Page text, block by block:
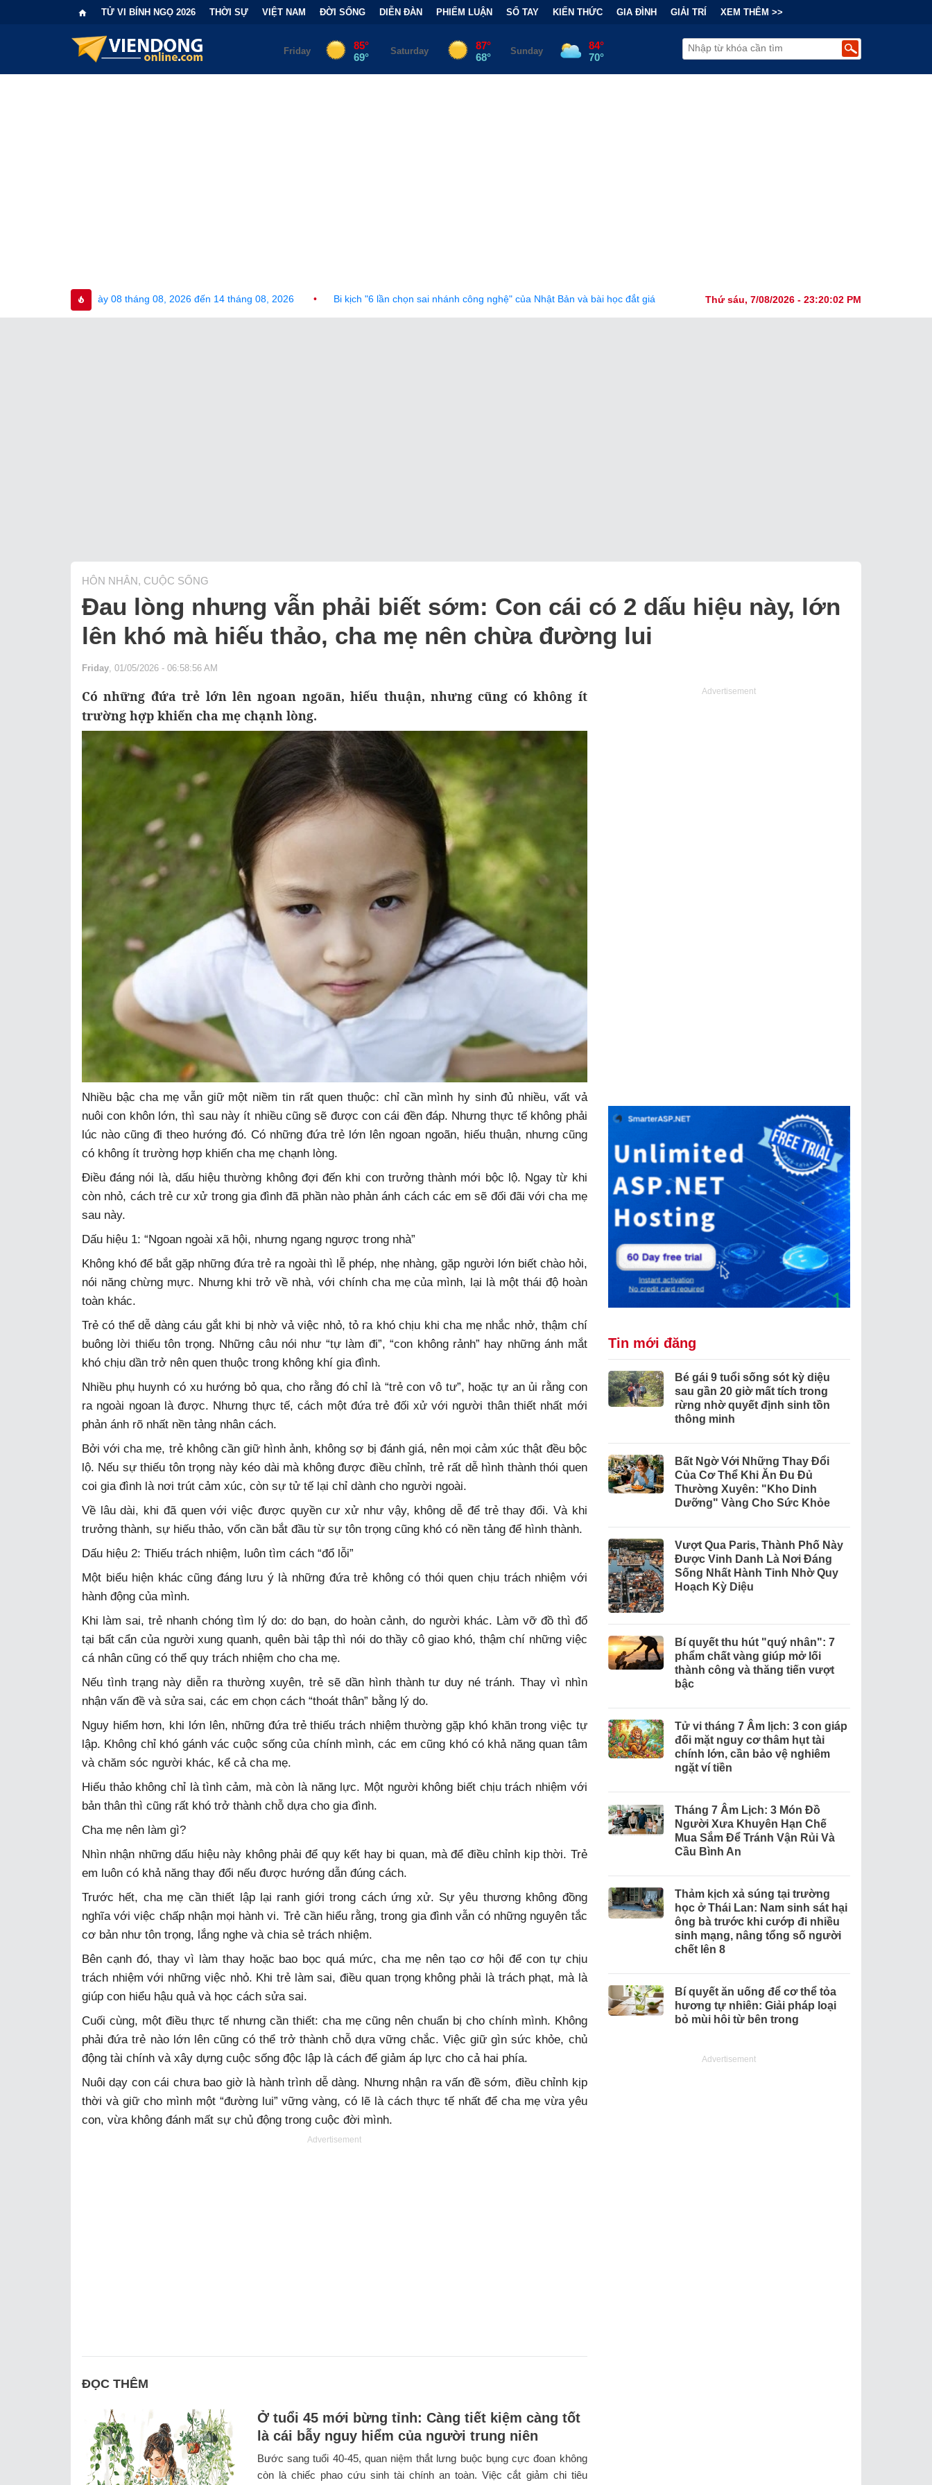
TỬ VI BÍNH NGỌ 2026 THỜI SỰ VIỆT NAM ĐỜI SỐNG DIỄN ĐÀN PHIẾM LUẬN SỔ TAY KIẾN THỨC GIA ĐÌNH GIẢI TRÍ XEM THÊM >>
Thứ sáu, 7/08/2026 - 23:20:03 PM
08 tháng 08, 2026 đến 14 tháng 08, 2026 • Bi kịch "6 lần chọn sai nhánh công nghệ" của Nhật Bản và bài học đắt giá • Bẫy Tài Chính Đằng Sau "Cơn Sốt" Trà Sữa Nhượng Quyền: Lợi Nhuận
HÔN NHÂN, CUỘC SỐNG
Đau lòng nhưng vẫn phải biết sớm: Con cái có 2 dấu hiệu này, lớn
lên khó mà hiếu thảo, cha mẹ nên chừa đường lui
Friday , 01/05/2026 - 06:58:56 AM
Có những đứa trẻ lớn lên ngoan ngoãn, hiếu thuận, nhưng cũng có không ít
trường hợp khiến cha mẹ chạnh lòng.
Nhiều bậc cha mẹ vẫn giữ một niềm tin rất quen thuộc: chỉ cần mình hy sinh đủ nhiều, vất vả
nuôi con khôn lớn, thì sau này ít nhiều cũng sẽ được con cái đền đáp. Nhưng thực tế không phải
lúc nào cũng đi theo hướng đó. Có những đứa trẻ lớn lên ngoan ngoãn, hiếu thuận, nhưng cũng
có không ít trường hợp khiến cha mẹ chạnh lòng.
Điều đáng nói là, dấu hiệu thường không đợi đến khi con trưởng thành mới bộc lộ. Ngay từ khi
còn nhỏ, cách trẻ cư xử trong gia đình đã phần nào phản ánh cách các em sẽ đối đãi với cha mẹ
sau này.
Dấu hiệu 1: “Ngoan ngoài xã hội, nhưng ngang ngược trong nhà”
Không khó để bắt gặp những đứa trẻ ra ngoài thì lễ phép, nhẹ nhàng, gặp người lớn biết chào hỏi,
nói năng chừng mực. Nhưng khi trở về nhà, với chính cha mẹ của mình, lại là một thái độ hoàn
toàn khác.
Trẻ có thể dễ dàng cáu gắt khi bị nhờ vả việc nhỏ, tỏ ra khó chịu khi cha mẹ nhắc nhở, thậm chí
buông lời thiếu tôn trọng. Những câu nói như “tự làm đi”, “con không rảnh” hay những ánh mắt
khó chịu dần trở nên quen thuộc trong không khí gia đình.
Nhiều phụ huynh có xu hướng bỏ qua, cho rằng đó chỉ là “trẻ con vô tư”, hoặc tự an ủi rằng con
ra ngoài ngoan là được. Nhưng thực tế, cách một đứa trẻ đối xử với người thân thiết nhất mới
phản ánh rõ nhất nền tảng nhân cách.
Bởi với cha mẹ, trẻ không cần giữ hình ảnh, không sợ bị đánh giá, nên mọi cảm xúc thật đều bộc
lộ. Nếu sự thiếu tôn trọng này kéo dài mà không được điều chỉnh, trẻ rất dễ hình thành thói quen
coi gia đình là nơi trút cảm xúc, còn sự tử tế lại chỉ dành cho người ngoài.
Về lâu dài, khi đã quen với việc được quyền cư xử như vậy, không dễ để trẻ thay đổi. Và khi
trưởng thành, sự hiếu thảo, vốn cần bắt đầu từ sự tôn trọng cũng khó có nền tảng để hình thành.
Dấu hiệu 2: Thiếu trách nhiệm, luôn tìm cách “đổ lỗi”
Một biểu hiện khác cũng đáng lưu ý là những đứa trẻ không có thói quen chịu trách nhiệm với
hành động của mình.
Khi làm sai, trẻ nhanh chóng tìm lý do: do bạn, do hoàn cảnh, do người khác. Làm vỡ đồ thì đổ
tại bất cẩn của người xung quanh, quên bài tập thì nói do thầy cô giao khó, thậm chí những việc
cá nhân cũng có thể quy trách nhiệm cho cha mẹ.
Nếu tình trạng này diễn ra thường xuyên, trẻ sẽ dần hình thành tư duy né tránh. Thay vì nhìn
nhận vấn đề và sửa sai, các em chọn cách “thoát thân” bằng lý do.
Nguy hiểm hơn, khi lớn lên, những đứa trẻ thiếu trách nhiệm thường gặp khó khăn trong việc tự
lập. Không chỉ khó gánh vác cuộc sống của chính mình, các em cũng khó có khả năng quan tâm
và chăm sóc người khác, kể cả cha mẹ.
Hiếu thảo không chỉ là tình cảm, mà còn là năng lực. Một người không biết chịu trách nhiệm với
bản thân thì cũng rất khó trở thành chỗ dựa cho gia đình.
Cha mẹ nên làm gì?
Nhìn nhận những dấu hiệu này không phải để quy kết hay bi quan, mà để điều chỉnh kịp thời. Trẻ
em luôn có khả năng thay đổi nếu được hướng dẫn đúng cách.
Trước hết, cha mẹ cần thiết lập lại ranh giới trong cách ứng xử. Sự yêu thương không đồng
nghĩa với việc chấp nhận mọi hành vi. Trẻ cần hiểu rằng, trong gia đình vẫn có những nguyên tắc
cơ bản như tôn trọng, lắng nghe và chia sẻ trách nhiệm.
Bên cạnh đó, thay vì làm thay hoặc bao bọc quá mức, cha mẹ nên tạo cơ hội để con tự chịu
trách nhiệm với những việc nhỏ. Khi trẻ làm sai, điều quan trọng không phải là trách phạt, mà là
giúp con hiểu hậu quả và học cách sửa sai.
Cuối cùng, một điều thực tế nhưng cần thiết: cha mẹ cũng nên chuẩn bị cho chính mình. Không
phải đứa trẻ nào lớn lên cũng có thể trở thành chỗ dựa vững chắc. Việc giữ gìn sức khỏe, chủ
động tài chính và xây dựng cuộc sống độc lập là cách để giảm áp lực cho cả hai phía.
Nuôi dạy con cái chưa bao giờ là hành trình dễ dàng. Nhưng nhận ra vấn đề sớm, điều chỉnh kịp
thời và giữ cho mình một “đường lui” vững vàng, có lẽ là cách thực tế nhất để cha mẹ vừa yêu
con, vừa không đánh mất sự chủ động trong cuộc đời mình.
Advertisement
ĐỌC THÊM
Ở tuổi 45 mới bừng tỉnh: Càng tiết kiệm càng tốt
là cái bẫy nguy hiểm của người trung niên
Bước sang tuổi 40-45, quan niệm thắt lưng buộc bụng cực đoan không
còn là chiếc phao cứu sinh tài chính an toàn. Việc cắt giảm chi tiêu
Advertisement
Tin mới đăng
Bé gái 9 tuổi sống sót kỳ diệu
sau gần 20 giờ mất tích trong
rừng nhờ quyết định sinh tồn
thông minh
Bất Ngờ Với Những Thay Đổi
Của Cơ Thể Khi Ăn Đu Đủ
Thường Xuyên: "Kho Dinh
Dưỡng" Vàng Cho Sức Khỏe
Vượt Qua Paris, Thành Phố Này
Được Vinh Danh Là Nơi Đáng
Sống Nhất Hành Tinh Nhờ Quy
Hoạch Kỳ Diệu
Bí quyết thu hút "quý nhân": 7
phẩm chất vàng giúp mở lối
thành công và thăng tiến vượt
bậc
Tử vi tháng 7 Âm lịch: 3 con giáp
đối mặt nguy cơ thâm hụt tài
chính lớn, cần bảo vệ nghiêm
ngặt ví tiền
Tháng 7 Âm Lịch: 3 Món Đồ
Người Xưa Khuyên Hạn Chế
Mua Sắm Để Tránh Vận Rủi Và
Cầu Bình An
Thảm kịch xả súng tại trường
học ở Thái Lan: Nam sinh sát hại
ông bà trước khi cướp đi nhiều
sinh mạng, nâng tổng số người
chết lên 8
Bí quyết ăn uống để cơ thể tỏa
hương tự nhiên: Giải pháp loại
bỏ mùi hôi từ bên trong
Advertisement